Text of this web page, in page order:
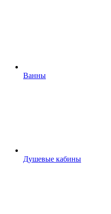
Ванны
Душевые кабины